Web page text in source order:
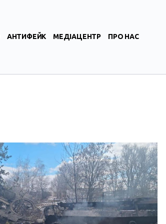
АНТИФЕЙК МЕДІАЦЕНТР ПРО НАС